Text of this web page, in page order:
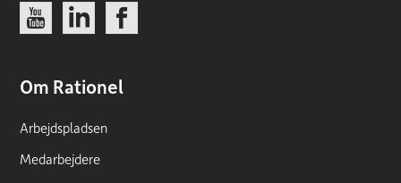
Link Link
Om Rationel
Arbejdspladsen
Medarbejdere